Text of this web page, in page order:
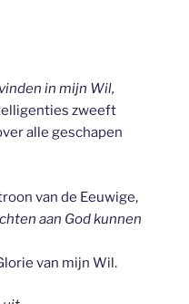
in mijn Wil,
zweeft
alle geschapen
van de Eeuwige,
aan God kunnen
van mijn Wil.